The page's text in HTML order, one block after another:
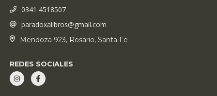
0341 4518507
paradoxalibros@gmail.com
Mendoza 923, Rosario, Santa Fe
REDES SOCIALES